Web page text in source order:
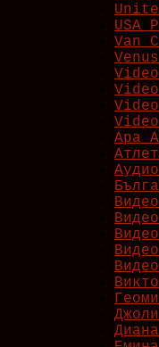
USA
Van
Ара